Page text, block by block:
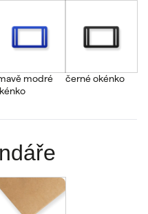
modré
černé okénko